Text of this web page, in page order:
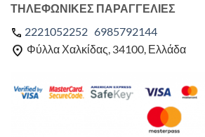
ΤΗΛΕΦΩΝΙΚΕΣ ΠΑΡΑΓΓΕΛΙΕΣ
2221052252 6985792144
Φύλλα Χαλκίδας, 34100, Ελλάδα